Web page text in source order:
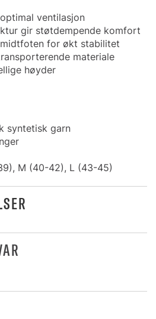
ventilasjon
gir støtdempende komfort
for økt stabilitet
materiale
høyder
syntetisk garn
M (40-42), L (43-45)